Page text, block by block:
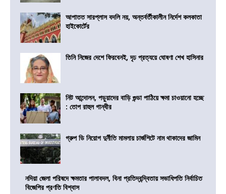
আপাতত সারপ্লাস বদলি নয়, অন্তর্বর্তীকালীন নির্দেশ কলকাতা
হাইকোর্টের
তিনি নিজের দেশে ফিরবেনই, দৃঢ প্রত্যয়ে ঘোষণা শেখ হাসিনার
নিট আন্দোলন, পড়ুয়াদের বাড়ি গুন্ডা পাঠিয়ে ক্ষমা চাওয়ানো হচ্ছে
: তোপ রাহুল গান্ধীর
গ্রুপ ডি নিয়োগ দুর্নীতি মামলায় চার্জশিটে নাম থাকাদের জামিন
নদিয়া জেলা পরিষদে ক্ষমতার পালাবদল, বিনা প্রতিদ্বন্দ্বিতায় সভাধিপতি নির্বাচিত
বিজেপির প্রণতি বিশ্বাস